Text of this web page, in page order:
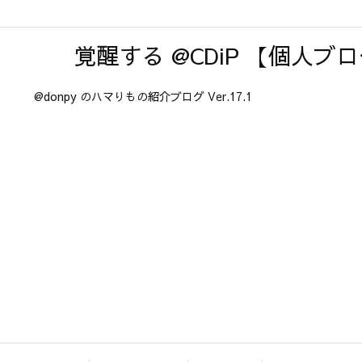
覚醒する @CDiP 【個人ブ
@donpy のハマりもの紹介ブログ Ver.17.1